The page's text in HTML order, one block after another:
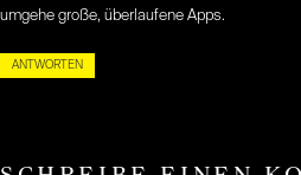
umgehe große, überlaufene Apps.
ANTWORTEN